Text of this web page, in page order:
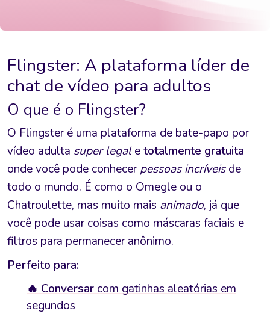
Flingster: A plataforma líder de
chat de vídeo para adultos
O que é o Flingster?
O Flingster é uma plataforma de bate-papo por
vídeo adulta super legaletotalmente gratuita
onde você pode conhecerpessoas incríveisde
todo o mundo. É como o Omegle ou o
Chatroulette, mas muito mais animado, já que
você pode usar coisas como máscaras faciais e
filtros para permanecer anônimo.
Perfeito para:
🔥 Conversar com gatinhas aleatórias em
segundos